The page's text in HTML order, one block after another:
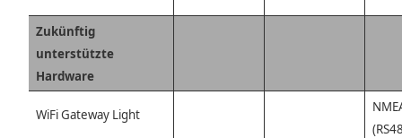
Zukünftig
unterstützte
Hardware
WiFi Gateway Light